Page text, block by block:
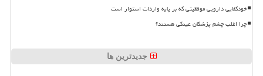
خودکفایی دارویی موفقیتی که بر پایه واردات استوار است
چرا اغلب چشم پزشکان عینکی هستند؟
جدیدترین ها